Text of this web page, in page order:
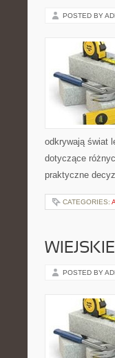
POSTED BY
odkrywają świat
dotyczące
praktyczne
CATEGORIES:
POSTED BY